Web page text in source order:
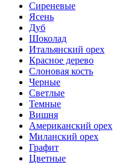
Сиреневые
Ясень
Дуб
Шоколад
Итальянский орех
Красное дерево
Слоновая кость
Черные
Светлые
Темные
Вишня
Американский орех
Миланский орех
Графит
Цветные